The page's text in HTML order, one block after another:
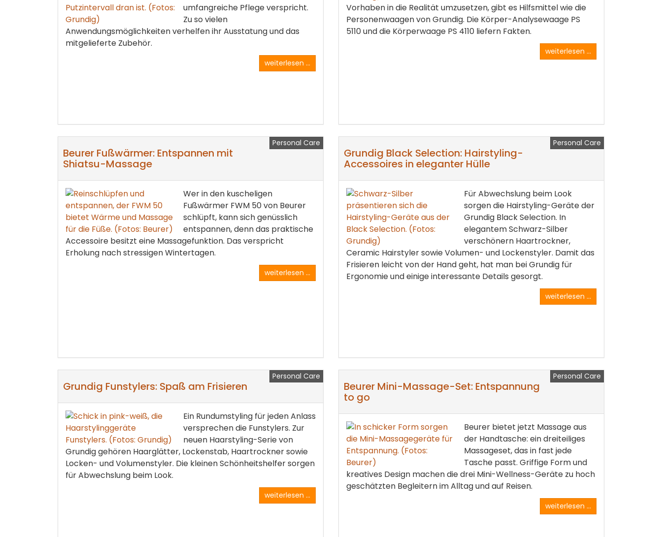
umfangreiche Pflege verspricht.
Zu so vielen
Anwendungsmöglichkeiten verhelfen ihr Ausstatung und das
mitgelieferte Zubehör.
weiterlesen ...
Vorhaben in die Realität umzusetzen, gibt es Hilfsmittel wie die
Personenwaagen von Grundig. Die Körper-Analysewaage PS
5110 und die Körperwaage PS 4110 liefern Fakten.
weiterlesen ...
Personal Care
Beurer Fußwärmer: Entspannen mit
Shiatsu-Massage
Wer in den kuscheligen
Fußwärmer FWM 50 von Beurer
schlüpft, kann sich genüsslich
entspannen, denn das praktische
Accessoire besitzt eine Massagefunktion. Das verspricht
Erholung nach stressigen Wintertagen.
weiterlesen ...
Personal Care
Grundig Black Selection: Hairstyling-
Accessoires in eleganter Hülle
Für Abwechslung beim Look
sorgen die Hairstyling-Geräte der
Grundig Black Selection. In
elegantem Schwarz-Silber
verschönern Haartrockner,
Ceramic Hairstyler sowie Volumen- und Lockenstyler. Damit das
Frisieren leicht von der Hand geht, hat man bei Grundig für
Ergonomie und einige interessante Details gesorgt.
weiterlesen ...
Personal Care
Grundig Funstylers: Spaß am Frisieren
Ein Rundumstyling für jeden Anlass
versprechen die Funstylers. Zur
neuen Haarstyling-Serie von
Grundig gehören Haarglätter, Lockenstab, Haartrockner sowie
Locken- und Volumenstyler. Die kleinen Schönheitshelfer sorgen
für Abwechslung beim Look.
weiterlesen ...
Personal Care
Beurer Mini-Massage-Set: Entspannung
to go
Beurer bietet jetzt Massage aus
der Handtasche: ein dreiteiliges
Massageset, das in fast jede
Tasche passt. Griffige Form und
kreatives Design machen die drei Mini-Wellness-Geräte zu hoch
geschätzten Begleitern im Alltag und auf Reisen.
weiterlesen ...